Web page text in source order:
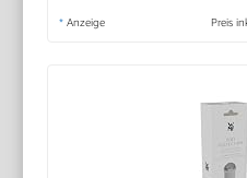
* Anzeige Preis